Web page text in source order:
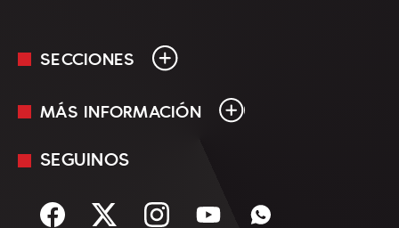
SECCIONES
En Vivo
Sociedad
MÁS INFORMACIÓN
Mediakit
Términos y condiciones
SEGUINOS